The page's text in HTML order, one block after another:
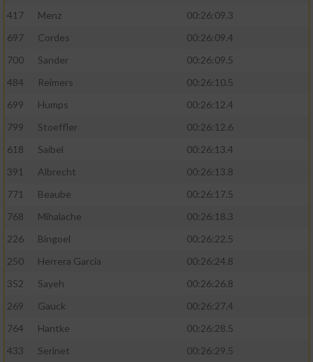
417
Menz
00:26:09.3
697
Cordes
00:26:09.4
700
Sander
00:26:09.5
484
Reimers
00:26:10.5
699
Humps
00:26:12.4
799
Stoeffler
00:26:12.6
618
Saibel
00:26:13.4
391
Albrecht
00:26:13.8
771
Beaube
00:26:17.5
768
Mihalache
00:26:18.3
226
Bingoel
00:26:22.5
250
Herrera Garcia
00:26:24.8
352
Sayeh
00:26:26.8
269
Gauck
00:26:27.4
764
Hantke
00:26:28.5
433
Serinet
00:26:29.5